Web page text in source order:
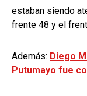
estaban siendo
frente 48 y el
Además: Diego
Putumayo fue